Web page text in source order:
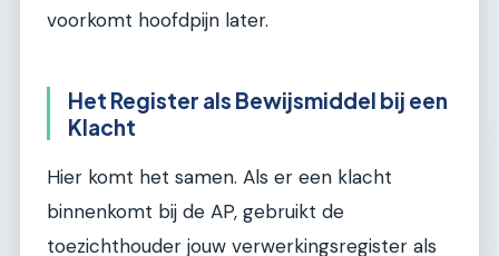
voorkomt hoofdpijn later.
Het Register als Bewijsmiddel bij een
Klacht
Hier komt het samen. Als er een klacht
binnenkomt bij de AP, gebruikt de
toezichthouder jouw verwerkingsregister als